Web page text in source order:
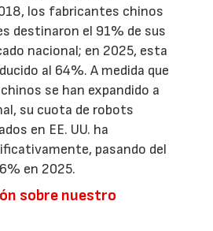
los fabricantes chinos
destinaron el 91% de sus
nacional; en 2025, esta
al 64%. A medida que
se han expandido a
su cuota de robots
en EE. UU. ha
pasando del
en 2025.
sobre nuestro